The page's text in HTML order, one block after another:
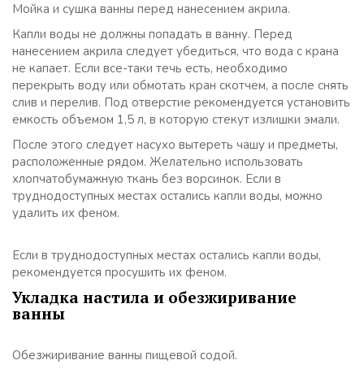
Мойка и сушка ванны перед нанесением акрила.
Капли воды не должны попадать в ванну. Перед
нанесением акрила следует убедиться, что вода с крана
не капает. Если все-таки течь есть, необходимо
перекрыть воду или обмотать кран скотчем, а после снять
слив и перелив. Под отверстие рекомендуется установить
емкость объемом 1,5 л, в которую стекут излишки эмали.
После этого следует насухо вытереть чашу и предметы,
расположенные рядом. Желательно использовать
хлопчатобумажную ткань без ворсинок. Если в
труднодоступных местах остались капли воды, можно
удалить их феном.
Если в труднодоступных местах остались капли воды,
рекомендуется просушить их феном.
Укладка настила и обезжиривание
ванны
Обезжиривание ванны пищевой содой.